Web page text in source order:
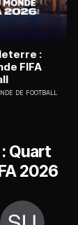
:
FIFA
DE FOOTBALL
Quart
2026